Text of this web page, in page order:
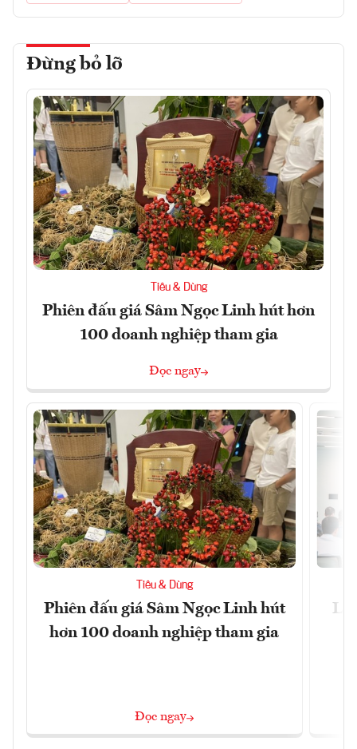
Đừng bỏ lỡ
Tiêu & Dùng
Phiên đấu giá Sâm Ngọc Linh hút hơn
100 doanh nghiệp tham gia
Đọc ngay
Tiêu & Dùng
Phiên đấu giá Sâm Ngọc Linh hút
hơn 100 doanh nghiệp tham gia
Đọc ngay